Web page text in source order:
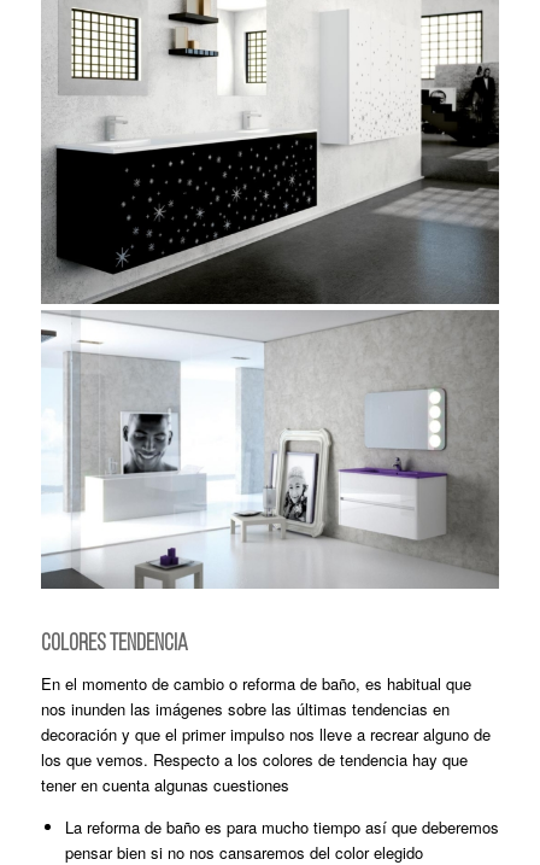
COLORES TENDENCIA
En el momento de cambio o reforma de baño, es habitual que
nos inunden las imágenes sobre las últimas tendencias en
decoración y que el primer impulso nos lleve a recrear alguno de
los que vemos. Respecto a los colores de tendencia hay que
tener en cuenta algunas cuestiones
La reforma de baño es para mucho tiempo así que deberemos
pensar bien si no nos cansaremos del color elegido